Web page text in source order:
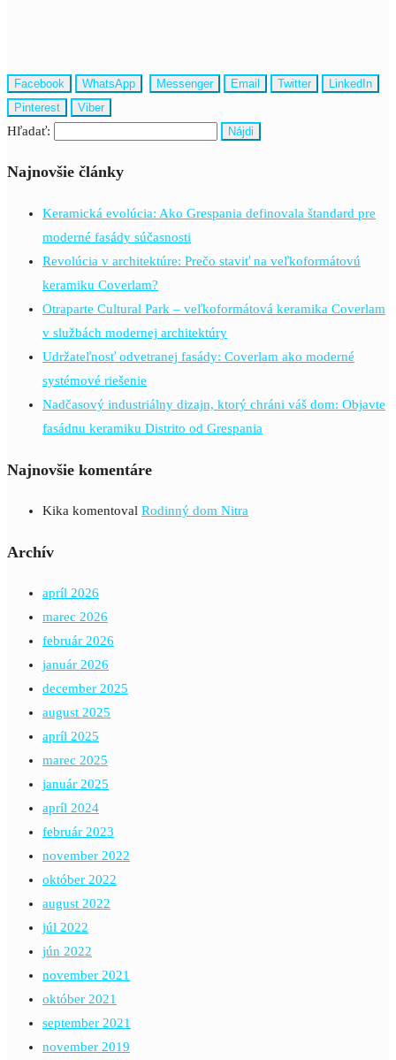
Facebook WhatsApp Messenger Email Twitter
LinkedIn
Pinterest
Viber
Hľadať:
Najnovšie články
Keramická evolúcia: Ako Grespania definovala štandard pre
moderné fasády súčasnosti
Revolúcia v architektúre: Prečo staviť na veľkoformátovú
keramiku Coverlam?
Otraparte Cultural Park – veľkoformátová keramika Coverlam
v službách modernej architektúry
Udržateľnosť odvetranej fasády: Coverlam ako moderné
systémové riešenie
Nadčasový industriálny dizajn, ktorý chráni váš dom: Objavte
fasádnu keramiku Distrito od Grespania
Najnovšie komentáre
Kika komentoval Rodinný dom Nitra
Archív
apríl 2026
marec 2026
február 2026
január 2026
december 2025
august 2025
apríl 2025
marec 2025
január 2025
apríl 2024
február 2023
november 2022
október 2022
august 2022
júl 2022
jún 2022
november 2021
október 2021
september 2021
november 2019